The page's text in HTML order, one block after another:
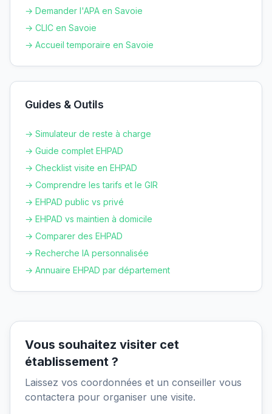
→ Demander l'APA en Savoie
→ CLIC en Savoie
→ Accueil temporaire en Savoie
Guides & Outils
→ Simulateur de reste à charge
→ Guide complet EHPAD
→ Checklist visite en EHPAD
→ Comprendre les tarifs et le GIR
→ EHPAD public vs privé
→ EHPAD vs maintien à domicile
→ Comparer des EHPAD
→ Recherche IA personnalisée
→ Annuaire EHPAD par département
Vous souhaitez visiter cet
établissement ?
Laissez vos coordonnées et un conseiller vous
contactera pour organiser une visite.